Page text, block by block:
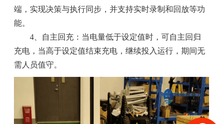
端，实现决策与执行同步，并支持实时录制和回放等功
能。
4、自主回充：当电量低于设定值时，可自主回归
充电，当高于设定值结束充电，继续投入运行，期间无
需人员值守。